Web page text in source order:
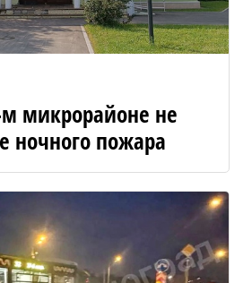
микрорайоне не
ночного пожара